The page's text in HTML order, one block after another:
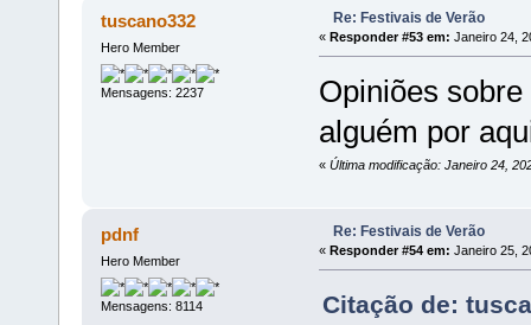
tuscano332
Hero Member
Mensagens: 2237
Re: Festivais de Verão
« Responder #53 em: Janeiro 24,
Opiniões
alguém por
« Última modificação: Janeiro 24,
pdnf
Hero Member
Mensagens: 8114
Re: Festivais de Verão
« Responder #54 em: Janeiro 25,
Citação de: